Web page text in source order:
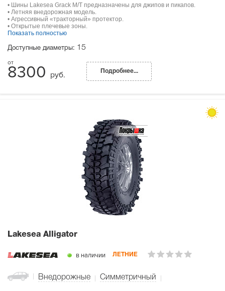
• Шины Lakesea Grack M/T предназначены для джипов и пикапов.
• Летняя внедорожная модель.
• Агрессивный «тракторный» протектор.
• Открытые плечевые зоны.
Показать полностью
Доступные диаметры: 15
8300 руб. Подробнее...
Lakesea Alligator
в наличии ЛЕТНИЕ
Внедорожные Симметричный